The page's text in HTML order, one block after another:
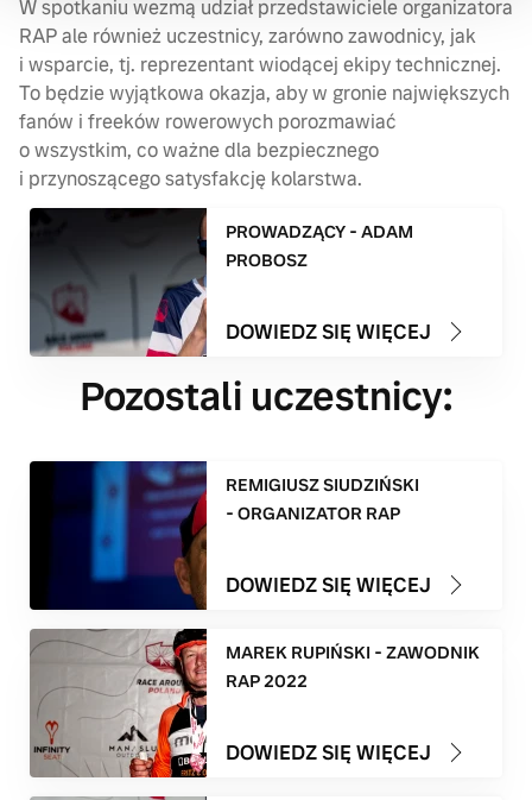
W spotkaniu wezmą udział przedstawiciele organizatora
RAP ale również uczestnicy, zarówno zawodnicy, jak
i wsparcie, tj. reprezentant wiodącej ekipy technicznej.
To będzie wyjątkowa okazja, aby w gronie największych
fanów i freeków rowerowych porozmawiać
o wszystkim, co ważne dla bezpiecznego
i przynoszącego satysfakcję kolarstwa.
PROWADZĄCY - ADAM
PROBOSZ
DOWIEDZ SIĘ WIĘCEJ
Pozostali uczestnicy:
REMIGIUSZ SIUDZIŃSKI
- ORGANIZATOR RAP
DOWIEDZ SIĘ WIĘCEJ
MAREK RUPIŃSKI - ZAWODNIK
RAP 2022
DOWIEDZ SIĘ WIĘCEJ